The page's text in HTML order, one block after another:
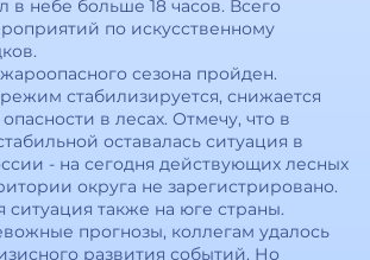
в небе больше 18 часов. Всего
по искусственному
сезона пройден.
стабилизируется, снижается
в лесах. Отмечу, что в
оставалась ситуация в
- на сегодня действующих лесных
округа не зарегистрировано.
ситуация также на юге страны.
прогнозы, коллегам удалось
развития событий. Но